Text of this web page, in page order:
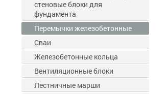
стеновые блоки для
фундамента
Перемычки железобетонные
Сваи
Железобетонные кольца
Вентиляционные блоки
Лестничные марши